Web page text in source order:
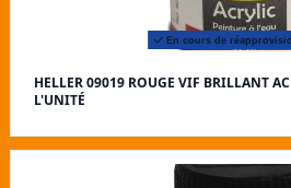
En cours de
HELLER 09019 ROUGE VIF BRILLANT
L'UNITÉ